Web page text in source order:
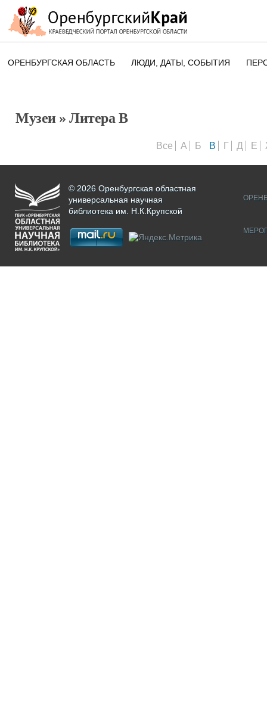
ОРЕНБУРГСКАЯ ОБЛАСТЬ ЛЮДИ, ДАТЫ, CОБЫТИЯ
Музеи» Литера В
Все А Б В Г Д Е
© 2026 Оренбургская областная
универсальная научная
библиотека им. Н.К.Крупской